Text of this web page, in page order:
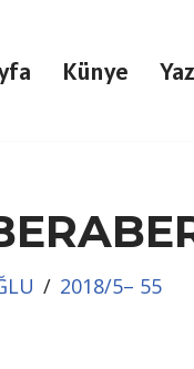
Künye
2018/5– 55